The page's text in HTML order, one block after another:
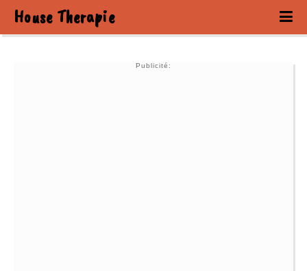
House Therapie
Publicité: